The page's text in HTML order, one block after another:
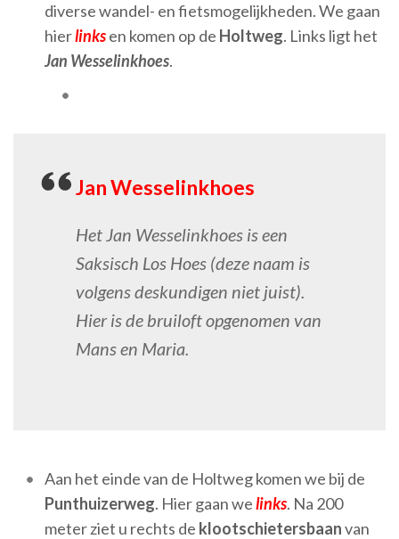
diverse wandel- en fietsmogelijkheden. We gaan
hierlinksen komen op de Holtweg. Links ligt het
Jan Wesselinkhoes.
Jan Wesselinkhoes
Het Jan Wesselinkhoes is een
Saksisch Los Hoes (deze naam is
volgens deskundigen niet juist).
Hier is de bruiloft opgenomen van
Mans en Maria.
Aan het einde van de Holtweg komen we bij de
Punthuizerweg. Hier gaan welinks. Na 200
meter ziet u rechts de klootschietersbaanvan